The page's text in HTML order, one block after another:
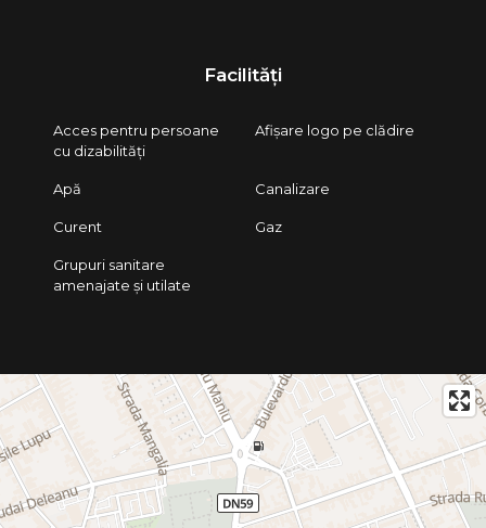
Facilități
Acces pentru persoane
cu dizabilități
Afișare logo pe clădire
Apă Canalizare
Curent Gaz
Grupuri sanitare
amenajate și utilate